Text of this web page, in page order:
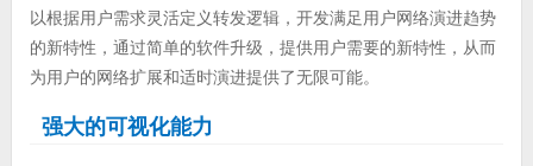
以根据用户需求灵活定义转发逻辑，开发满足用户网络演进趋势
的新特性，通过简单的软件升级，提供用户需要的新特性，从而
为用户的网络扩展和适时演进提供了无限可能。
强大的可视化能力